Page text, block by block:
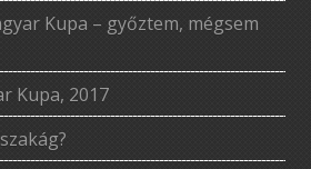
Kupa – győztem, mégsem
Kupa, 2017